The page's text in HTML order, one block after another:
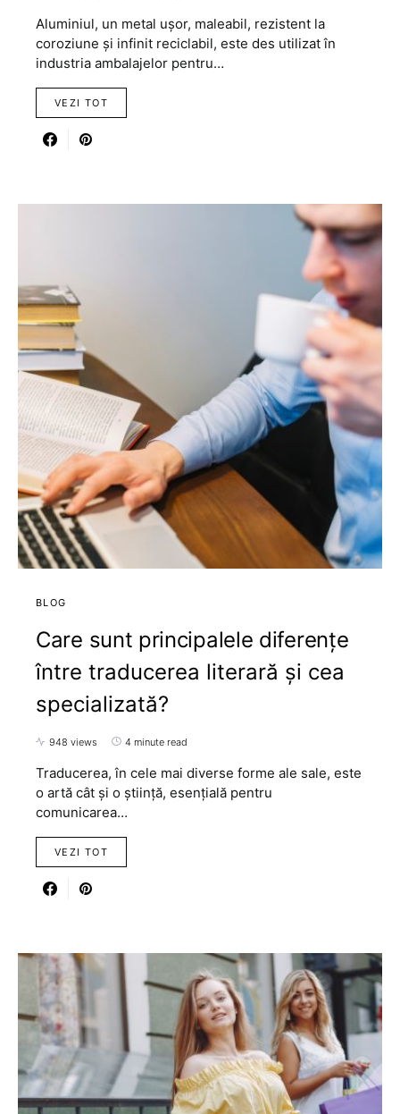
Aluminiul, un metal ușor, maleabil, rezistent la
coroziune și infinit reciclabil, este des utilizat în
industria ambalajelor pentru…
VEZI TOT
BLOG
Care sunt principalele diferențe
între traducerea literară și cea
specializată?
948 views 4 minute read
Traducerea, în cele mai diverse forme ale sale, este
o artă cât și o știință, esențială pentru
comunicarea…
VEZI TOT